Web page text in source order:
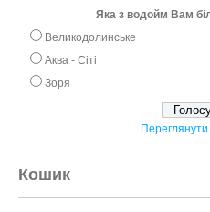
Яка з водойм Вам
Великодолинське
Аква - Сіті
Зоря
Переглянути
Кошик